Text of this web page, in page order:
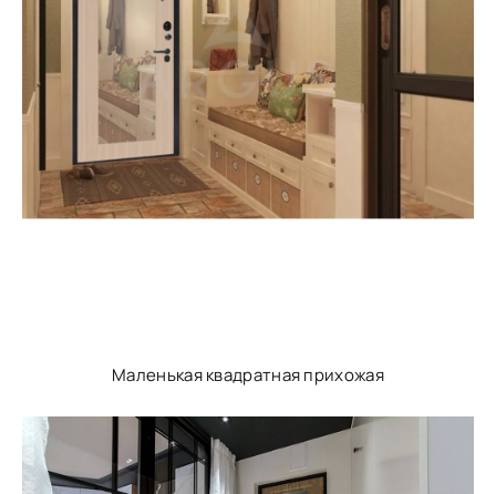
Маленькая квадратная прихожая